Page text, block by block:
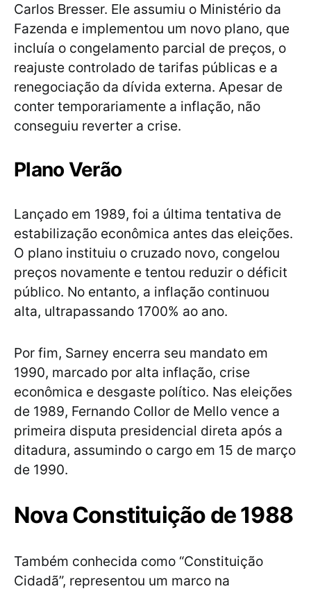
Carlos Bresser. Ele assumiu o Ministério da
Fazenda e implementou um novo plano, que
incluía o congelamento parcial de preços, o
reajuste controlado de tarifas públicas e a
renegociação da dívida externa. Apesar de
conter temporariamente a inflação, não
conseguiu reverter a crise.
Plano Verão
Lançado em 1989, foi a última tentativa de
estabilização econômica antes das eleições.
O plano instituiu o cruzado novo, congelou
preços novamente e tentou reduzir o déficit
público. No entanto, a inflação continuou
alta, ultrapassando 1700% ao ano.
Por fim, Sarney encerra seu mandato em
1990, marcado por alta inflação, crise
econômica e desgaste político. Nas eleições
de 1989, Fernando Collor de Mello vence a
primeira disputa presidencial direta após a
ditadura, assumindo o cargo em 15 de março
de 1990.
Nova Constituição de 1988
Também conhecida como “Constituição
Cidadã”, representou um marco na